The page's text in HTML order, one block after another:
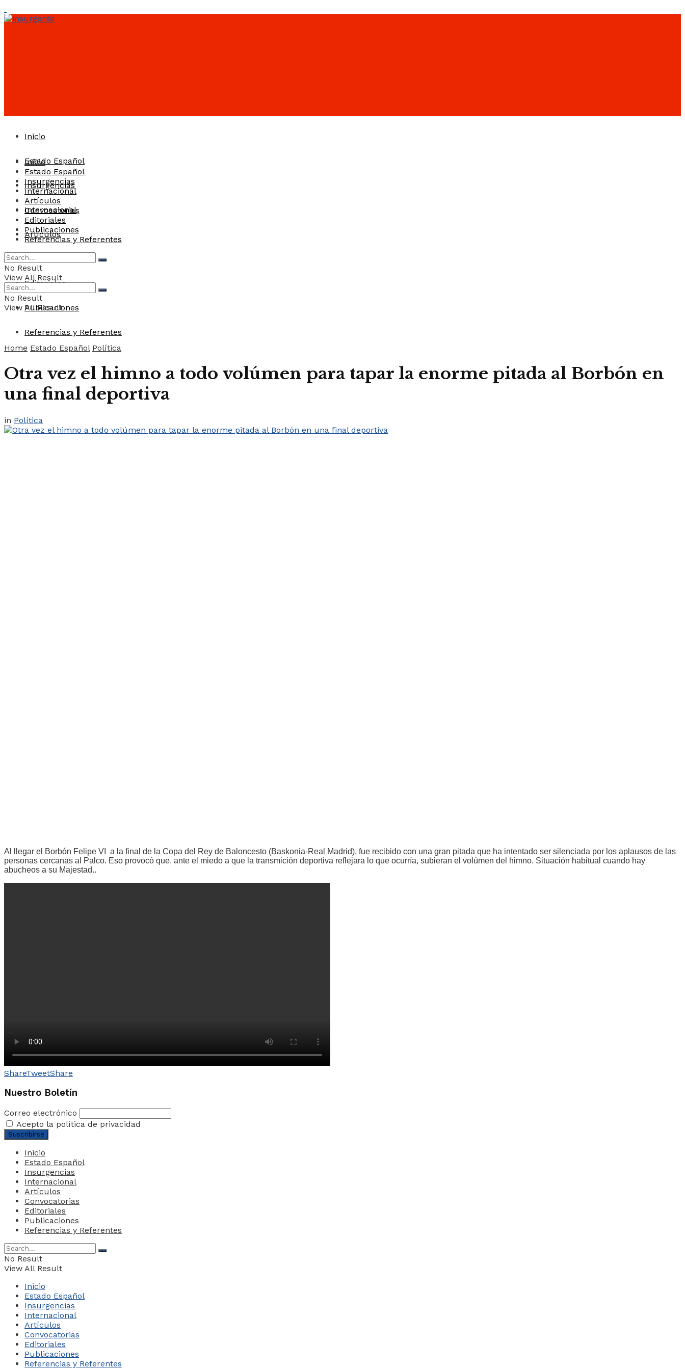
Inicio
Estado Español
Insurgencias
Internacional
Artículos
Convocatorias
Editoriales
Publicaciones
Referencias y Referentes
Inicio
Estado Español
Insurgencias
Internacional
Artículos
Convocatorias
Editoriales
Publicaciones
Referencias y Referentes
No Result
View All Result
No Result
View All Result
Home Estado Español Política
Otra vez el himno a todo volúmen para tapar la enorme pitada al Borbón en
una final deportiva
in Política
Al llegar el Borbón Felipe VI a la final de la Copa del Rey de Baloncesto (Baskonia-Real Madrid), fue recibido con una gran pitada que ha intentado ser silenciada por los aplausos de las
personas cercanas al Palco. Eso provocó que, ante el miedo a que la transmición deportiva reflejara lo que ocurría, subieran el volúmen del himno. Situación habitual cuando hay
abucheos a su Majestad..
ShareTweetShare
Nuestro Boletín
Correo electrónico
Acepto la política de privacidad
Inicio
Estado Español
Insurgencias
Internacional
Artículos
Convocatorias
Editoriales
Publicaciones
Referencias y Referentes
No Result
View All Result
Inicio
Estado Español
Insurgencias
Internacional
Artículos
Convocatorias
Editoriales
Publicaciones
Referencias y Referentes